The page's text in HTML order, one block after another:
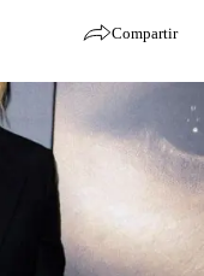
Compartir